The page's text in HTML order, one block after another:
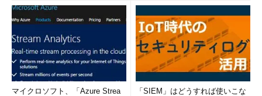
マイクロソフト、「Azure Strea
「SIEM」はどうすれば使いこな